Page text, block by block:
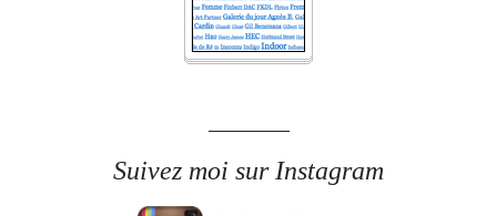
Suivez moi sur Instagram